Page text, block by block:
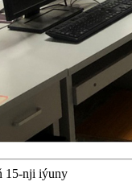
15-nji iýuny